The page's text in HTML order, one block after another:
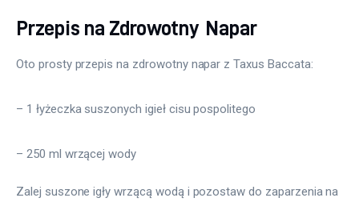
Przepis na Zdrowotny Napar
Oto prosty przepis na zdrowotny napar z Taxus Baccata:
– 1 łyżeczka suszonych igieł cisu pospolitego
– 250 ml wrzącej wody
Zalej suszone igły wrzącą wodą i pozostaw do zaparzenia na